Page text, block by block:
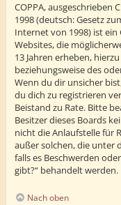
COPPA, ausgeschrieben
1998 (deutsch: Gesetz
Internet von 1998) ist ein
Websites, die
13 Jahren erheben,
beziehungsweise des
Wenn du dir unsicher
du dich zu registrieren
Beistand zu Rate. Bitte
Besitzer dieses Boards
nicht die Anlaufstelle für
außer solchen, die unter
falls es Beschwerden
gibt?“ behandelt werden.
Nach oben